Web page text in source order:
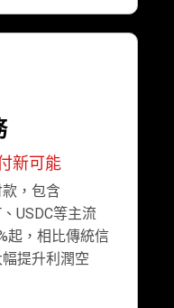
新可能
，包含
USDC等主流
起，相比傳統信
提升利潤空